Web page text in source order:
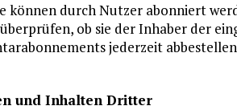
können durch Nutzer abonniert
ob sie der Inhaber der
jederzeit
und Inhalten Dritter